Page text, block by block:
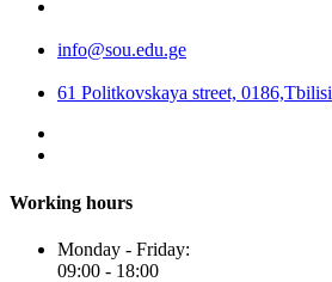
info@sou.edu.ge
61 Politkovskaya street, 0186,Tbilisi
Working hours
Monday - Friday:
09:00 - 18:00